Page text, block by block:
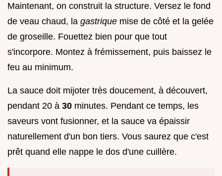
Maintenant, on construit la structure. Versez le fond
de veau chaud, la gastrique mise de côté et la gelée
de groseille. Fouettez bien pour que tout
s'incorpore. Montez à frémissement, puis baissez le
feu au minimum.
La sauce doit mijoter très doucement, à découvert,
pendant 20 à 30 minutes. Pendant ce temps, les
saveurs vont fusionner, et la sauce va épaissir
naturellement d'un bon tiers. Vous saurez que c'est
prêt quand elle nappe le dos d'une cuillère.